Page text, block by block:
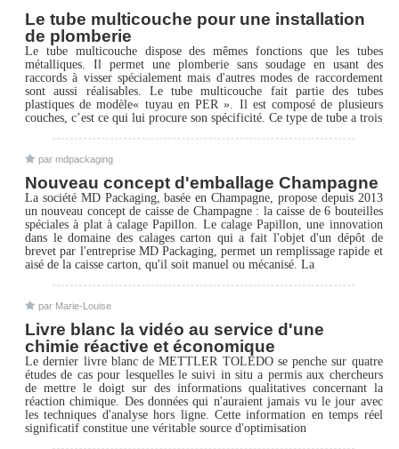
Le tube multicouche pour une installation
de plomberie
Le tube multicouche dispose des mêmes fonctions que les tubes
métalliques. Il permet une plomberie sans soudage en usant des
raccords à visser spécialement mais d'autres modes de raccordement
sont aussi réalisables. Le tube multicouche fait partie des tubes
plastiques de modèle« tuyau en PER ». Il est composé de plusieurs
couches, c’est ce qui lui procure son spécificité. Ce type de tube a trois
par mdpackaging
Nouveau concept d'emballage Champagne
La société MD Packaging, basée en Champagne, propose depuis 2013
un nouveau concept de caisse de Champagne : la caisse de 6 bouteilles
spéciales à plat à calage Papillon. Le calage Papillon, une innovation
dans le domaine des calages carton qui a fait l'objet d'un dépôt de
brevet par l'entreprise MD Packaging, permet un remplissage rapide et
aisé de la caisse carton, qu'il soit manuel ou mécanisé. La
par Marie-Louise
Livre blanc la vidéo au service d'une
chimie réactive et économique
Le dernier livre blanc de METTLER TOLEDO se penche sur quatre
études de cas pour lesquelles le suivi in situ a permis aux chercheurs
de mettre le doigt sur des informations qualitatives concernant la
réaction chimique. Des données qui n'auraient jamais vu le jour avec
les techniques d'analyse hors ligne. Cette information en temps réel
significatif constitue une véritable source d'optimisation